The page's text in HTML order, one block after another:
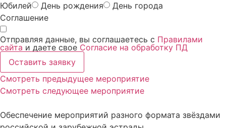
Юбилей
День рождения
День города
Соглашение
Отправляя данные, вы соглашаетесь с Правилами
сайта и даете свое Согласие на обработку ПД
Оставить заявку
Смотреть предыдущее мероприятие
Смотреть следующее мероприятие
Обеспечение мероприятий разного формата звёздами